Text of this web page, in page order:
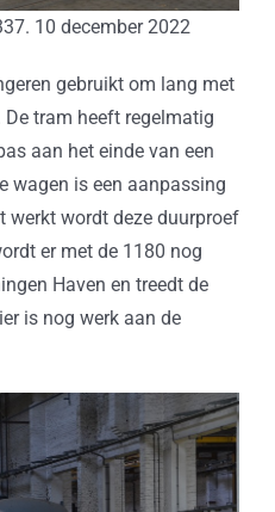
10 december 2022
gebruikt om lang met
tram heeft regelmatig
aan het einde van een
wagen is een aanpassing
werkt wordt deze duurproef
er met de 1180 nog
Haven en treedt de
is nog werk aan de